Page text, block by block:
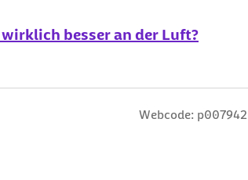
besser an der Luft?
Sterne
5 Sterne Webcode: p007942